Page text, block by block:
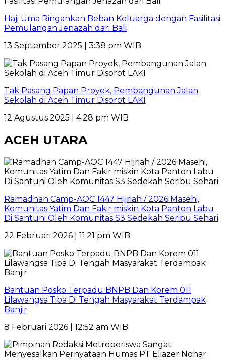
Haji Uma Ringankan Beban Keluarga dengan Fasilitasi
Pemulangan Jenazah dari Bali
13 September 2025 | 3:38 pm WIB
Tak Pasang Papan Proyek, Pembangunan Jalan
Sekolah di Aceh Timur Disorot LAKI
12 Agustus 2025 | 4:28 pm WIB
ACEH UTARA
Ramadhan Camp-AOC 1447 Hijriah / 2026 Masehi,
Komunitas Yatim Dan Fakir miskin Kota Panton Labu
Di Santuni Oleh Komunitas S3 Sedekah Seribu Sehari
22 Februari 2026 | 11:21 pm WIB
Bantuan Posko Terpadu BNPB Dan Korem 011
Lilawangsa Tiba Di Tengah Masyarakat Terdampak
Banjir
8 Februari 2026 | 12:52 am WIB